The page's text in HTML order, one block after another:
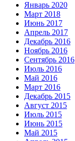
Январь 2020
Март 2018
Июнь 2017
Апрель 2017
Декабрь 2016
Ноябрь 2016
Сентябрь 2016
Июль 2016
Май 2016
Март 2016
Декабрь 2015
Август 2015
Июль 2015
Июнь 2015
Май 2015